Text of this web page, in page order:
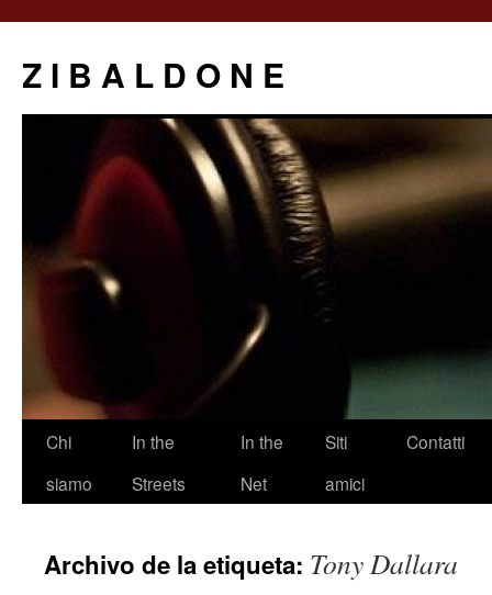
Z I B A L D O N E
Saltar
Chi
siamo
In the
Streets
In the
Net
Siti
amici
Contatti
Archivo de la etiqueta: Tony Dallara